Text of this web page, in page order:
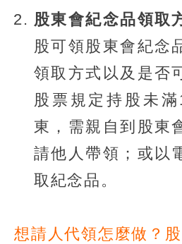
股東會紀念品領取
股可領股東會紀念
領取方式以及是否
股票規定持股未
東，需親自到股東
請他人帶領；或以
取紀念品。
想請人代領怎麼做？